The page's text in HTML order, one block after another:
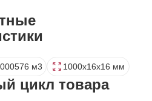
м3 1000x16x16 мм
цикл товара